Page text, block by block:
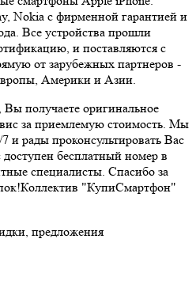
Nokia с фирменной гарантией и
Все устройства прошли
и поставляются с
от зарубежных партнеров -
Америки и Азии.
получаете оригинальное
за приемлемую стоимость. Мы
и рады проконсультировать Вас
бесплатный номер в
специалисты. Спасибо за
Коллектив "КупиСмартфон"
предложения